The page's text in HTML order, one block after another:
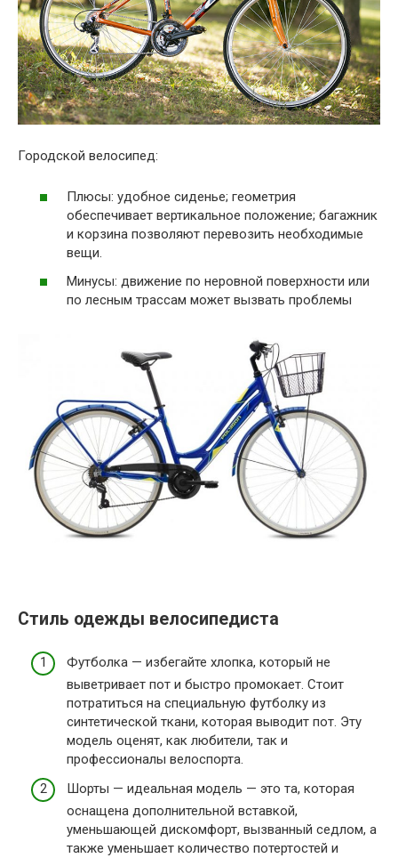
Городской велосипед:
Плюсы: удобное сиденье; геометрия
обеспечивает вертикальное положение; багажник
и корзина позволяют перевозить необходимые
вещи.
Минусы: движение по неровной поверхности или
по лесным трассам может вызвать проблемы
Стиль одежды велосипедиста
Футболка — избегайте хлопка, который не
выветривает пот и быстро промокает. Стоит
потратиться на специальную футболку из
синтетической ткани, которая выводит пот. Эту
модель оценят, как любители, так и
профессионалы велоспорта.
Шорты — идеальная модель — это та, которая
оснащена дополнительной вставкой,
уменьшающей дискомфорт, вызванный седлом, а
также уменьшает количество потертостей и